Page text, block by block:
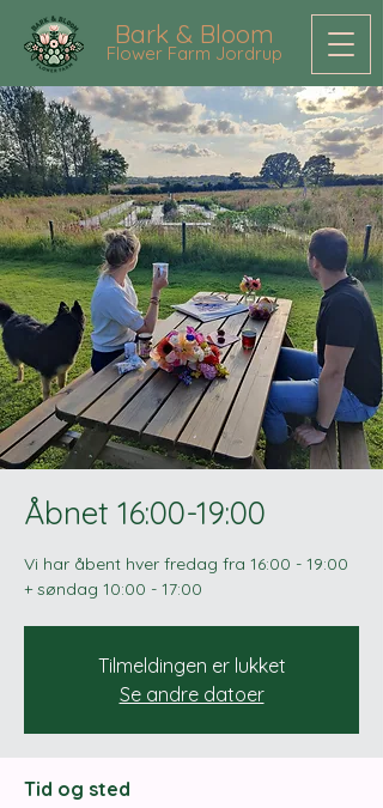
Bark & Bloom
Flower Farm Jordrup
Åbnet 16:00-19:00
Vi har åbent hver fredag ​​fra 16:00 - 19:00
+ søndag 10:00 - 17:00
Tilmeldingen er lukket
Se andre datoer
Tid og sted